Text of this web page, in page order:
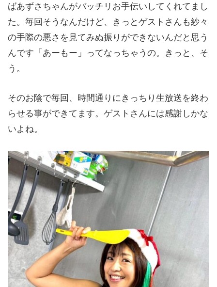
ばあずさちゃんがバッチリお手伝いしてくれてまし
た。毎回そうなんだけど、きっとゲストさんも紗々
の手際の悪さを見てみぬ振りができないんだと思う
んです「あーもー」ってなっちゃうの。きっと、そ
う。
そのお陰で毎回、時間通りにきっちり生放送を終わ
らせる事ができてます。ゲストさんには感謝しかな
いよね。